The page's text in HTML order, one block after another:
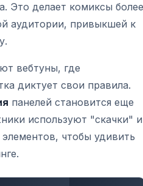
Это делает комиксы более
аудитории, привыкшей к
вебтуны, где
диктует свои правила.
панелей становится еще
используют "скачки" и
чтобы удивить